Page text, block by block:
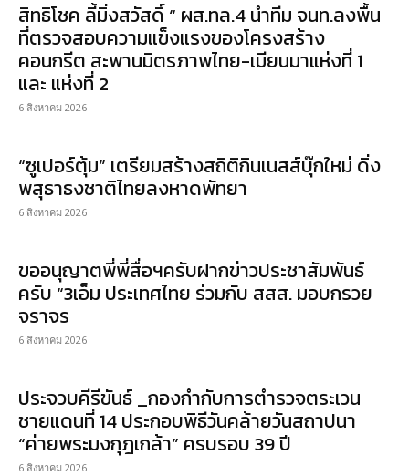
สิทธิโชค ลี้มิ่งสวัสดิ์ “ ผส.ทล.4 นำทีม จนท.ลงพื้น
ที่ตรวจสอบความแข็งแรงของโครงสร้าง
คอนกรีต สะพานมิตรภาพไทย-เมียนมาแห่งที่ 1
และ แห่งที่ 2
6 สิงหาคม 2026
“ซูเปอร์ตุ้ม” เตรียมสร้างสถิติกินเนสส์บุ๊กใหม่ ดิ่ง
พสุธาธงชาติไทยลงหาดพัทยา
6 สิงหาคม 2026
ขออนุญาตพี่พี่สื่อฯครับฝากข่าวประชาสัมพันธ์
ครับ “3เอ็ม ประเทศไทย ร่วมกับ สสส. มอบกรวย
จราจร
6 สิงหาคม 2026
ประจวบคีรีขันธ์ _กองกำกับการตำรวจตระเวน
ชายแดนที่ 14 ประกอบพิธีวันคล้ายวันสถาปนา
“ค่ายพระมงกุฎเกล้า” ครบรอบ 39 ปี
6 สิงหาคม 2026